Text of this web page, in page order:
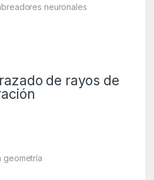
neuronales
de rayos de
geometría